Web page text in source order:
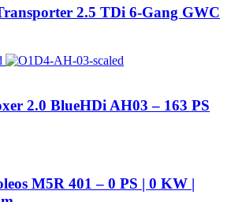
2.5 TDi 6-Gang GWC
2.0 BlueHDi AH03 – 163 PS
M5R 401 – 0 PS | 0 KW |